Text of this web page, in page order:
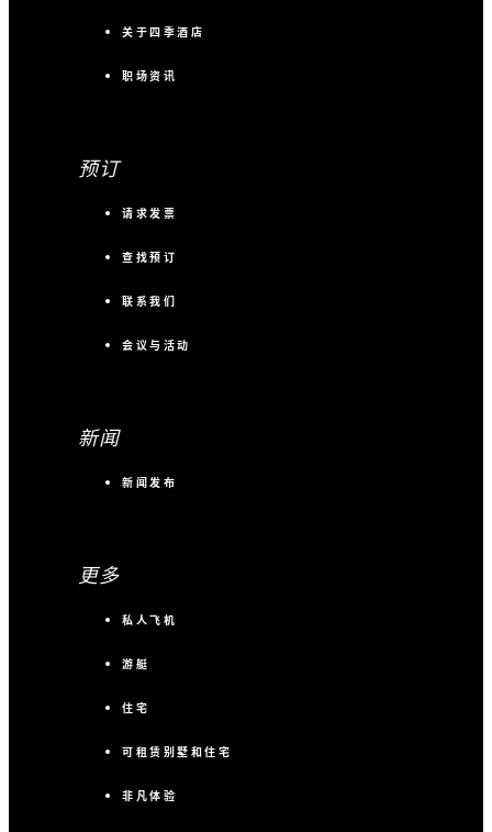
关于四季酒店
职场资讯
预订
请求发票
查找预订
联系我们
会议与活动
新闻
新闻发布
更多
私人飞机
游艇
住宅
可租赁别墅和住宅
非凡体验